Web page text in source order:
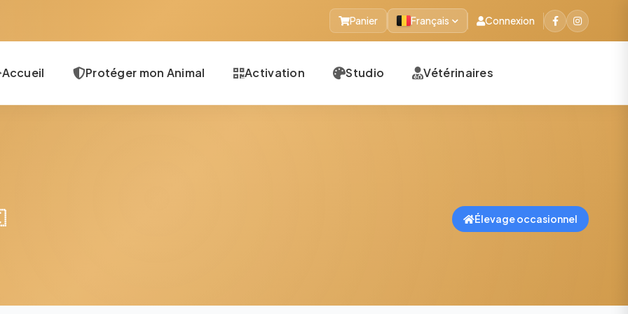
Panier Français Connexion
Accueil Protéger mon Animal Activation Studio Vétérinaires
Élevage occasionnel